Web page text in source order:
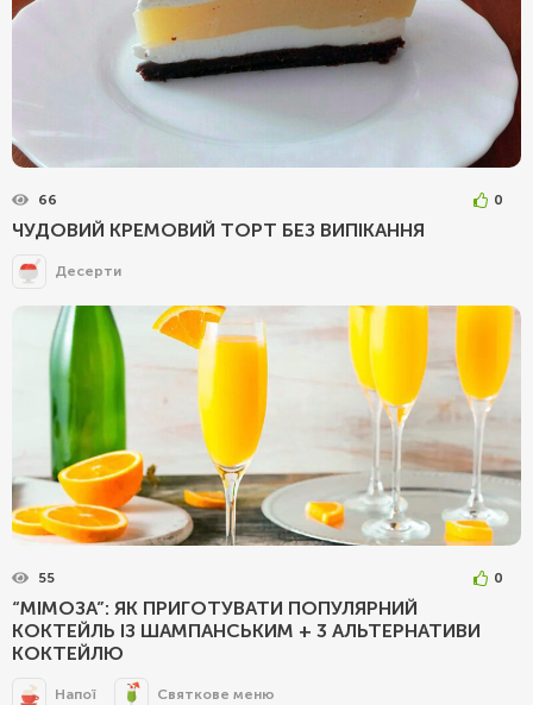
66 0
ЧУДОВИЙ КРЕМОВИЙ ТОРТ БЕЗ ВИПІКАННЯ
Десерти
55 0
“МІМОЗА”: ЯК ПРИГОТУВАТИ ПОПУЛЯРНИЙ
КОКТЕЙЛЬ ІЗ ШАМПАНСЬКИМ + 3 АЛЬТЕРНАТИВИ
КОКТЕЙЛЮ
Напої Святкове меню